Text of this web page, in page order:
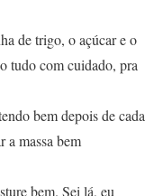
de trigo, o açúcar e o
tudo com cuidado, pra
bem depois de cada
a massa bem
bem. Sei lá, eu